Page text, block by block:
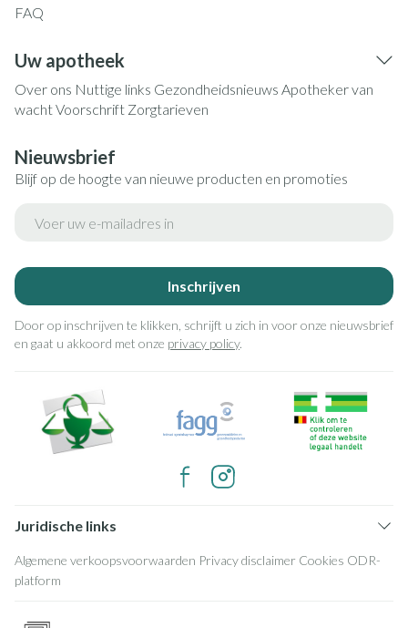
FAQ
Uw apotheek
Over ons Nuttige links Gezondheidsnieuws Apotheker van
wachtVoorschrift Zorgtarieven
Nieuwsbrief
Blijf op de hoogte van nieuwe producten en promoties
Inschrijven
Door op inschrijven te klikken, schrijft u zich in voor onze nieuwsbrief
en gaat u akkoord met onze privacy policy.
Juridische links
Algemene verkoopsvoorwaarden Privacy disclaimer Cookies ODR-
platform